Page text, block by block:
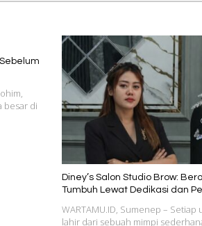
besar di
Diney’s Salon Studio Brow:
Tumbuh Lewat Dedikasi dan
WARTAMU.ID, Sumenep – Setiap
lahir dari sebuah mimpi